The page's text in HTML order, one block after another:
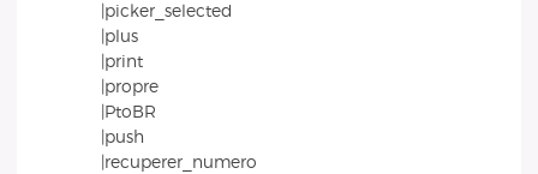
|picker_selected
|plus
|print
|propre
|PtoBR
|push
|recuperer_numero